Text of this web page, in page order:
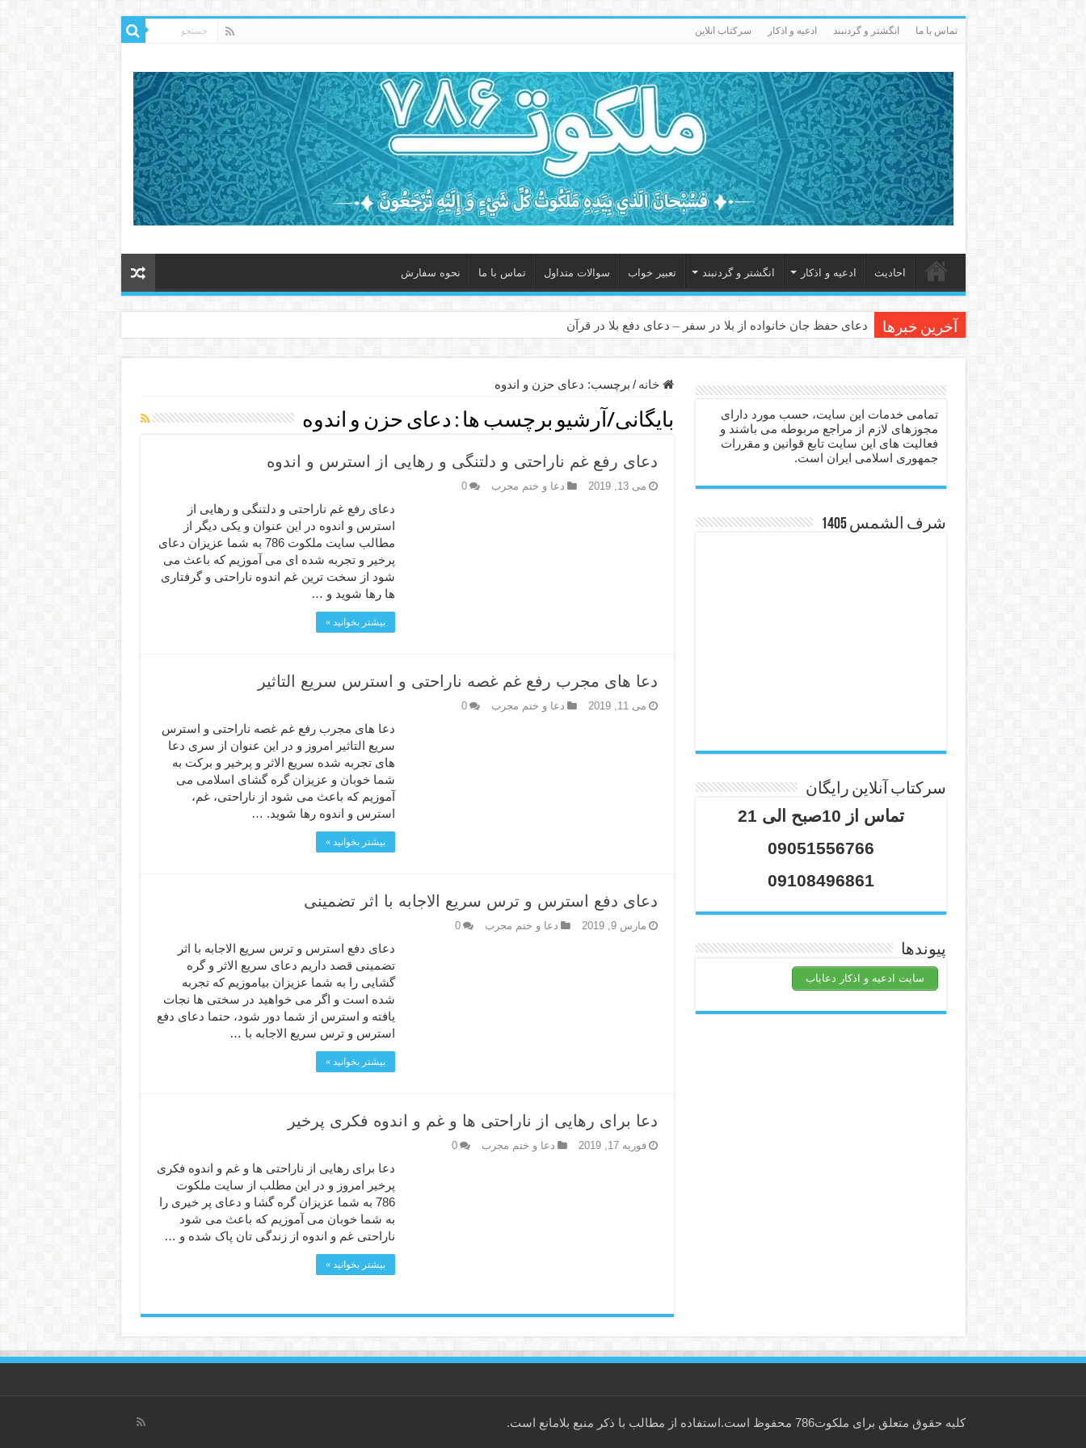
تماس با ما انگشتر و گردنبند ادعيه و اذكار سرکتاب انلاین
احاديث ادعيه و اذكار انگشتر و گردنبند تعبیر خواب سوالات متداول تماس با ما نحوه سفارش
آخرین خبرها دعای حفظ جان خانواده از بلا در سفر – دعای دفع بلا در قرآن
دعا برای عاشق شدن طرف مقابل – عاشق کردن طرف مقابل از راه دور
دعای حفظ جان عزیزان از بلا در سفر – دعا برای رفع حوادث بد روزانه
انواع ذکرهای الهی و خواص آن – مجرب ترین ذکرها برای برآوردن حاجات
دعای روزی و رفع فقر – دعای مجرب برای گشایش مالی و برکت در کار
دعای قوی برای حاجات دنیا و آخرت – حاجت روایی و رفع مشکلات
ختم سوره تکاثر برای جذب ثروت – خواص و برکات سوره تکاثر
خانه / برچسب: دعای حزن و اندوه
بایگانی/آرشیو برچسب ها : دعای حزن و اندوه
دعای رفع غم ناراحتی و دلتنگی و رهایی از استرس و اندوه
می 13, 2019 دعا و ختم مجرب 0
دعای رفع غم ناراحتی و دلتنگی و رهایی از
استرس و اندوه در این عنوان و یکی دیگر از
مطالب سایت ملکوت 786 به شما عزیزان دعای
پرخیر و تجربه شده ای می آموزیم که باعث می
شود از سخت ترین غم اندوه ناراحتی و گرفتاری
ها رها شوید و …
بیشتر بخوانید »
دعا های مجرب رفع غم غصه ناراحتی و استرس سریع التاثیر
می 11, 2019 دعا و ختم مجرب 0
دعا های مجرب رفع غم غصه ناراحتی و استرس
سریع التاثیر امروز و در این عنوان از سری دعا
های تجربه شده سریع الاثر و پرخیر و برکت به
شما خوبان و عزیزان گره گشای اسلامی می
آموزیم که باعث می شود از ناراحتی، غم،
استرس و اندوه رها شوید. …
بیشتر بخوانید »
دعای دفع استرس و ترس سریع الاجابه با اثر تضمینی
مارس 9, 2019 دعا و ختم مجرب 0
دعای دفع استرس و ترس سریع الاجابه با اثر
تضمینی قصد داریم دعای سریع الاثر و گره
گشایی را به شما عزیزان بیاموزیم که تجربه
شده است و اگر می خواهید در سختی ها نجات
یافته و استرس از شما دور شود، حتما دعای دفع
استرس و ترس سریع الاجابه با …
بیشتر بخوانید »
دعا برای رهایی از ناراحتی ها و غم و اندوه فکری پرخیر
فوریه 17, 2019 دعا و ختم مجرب 0
دعا برای رهایی از ناراحتی ها و غم و اندوه فکری
پرخیر امروز و در این مطلب از سایت ملکوت
786 به شما عزیزان گره گشا و دعای پر خیری را
به شما خوبان می آموزیم که باعث می شود
ناراحتی غم و اندوه از زندگی تان پاک شده و …
بیشتر بخوانید »
تمامی خدمات این سایت، حسب مورد دارای
مجوزهای لازم از مراجع مربوطه می باشند و
فعالیت های این سایت تابع قوانین و مقررات
جمهوری اسلامی ایران است.
شرف الشمس 1405
سرکتاب آنلاین رایگان
تماس از 10صبح الی 21
09051556766
09108496861
پیوندها
سایت ادعیه و اذکار دعایاب
کلیه حقوق متعلق برای ملکوت786 محفوظ است.استفاده از مطالب با ذکر منبع بلامانع است.